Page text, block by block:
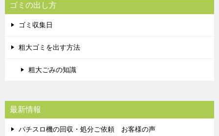
ゴミの出し方
ゴミ収集日
粗大ゴミを出す方法
粗大ごみの知識
最新情報
パチスロ機の回収・処分ご依頼 お客様の声